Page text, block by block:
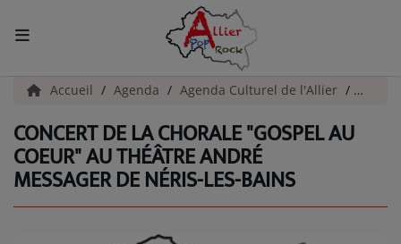
ACCUEIL
Actualités
INFOS - ALLIER
Accueil Agenda Agenda Culturel de l'Allier
CONCERT DE LA CHORALE "GOSPEL AU
COEUR" AU THÉÂTRE ANDRÉ
MESSAGER DE NÉRIS-LES-BAINS